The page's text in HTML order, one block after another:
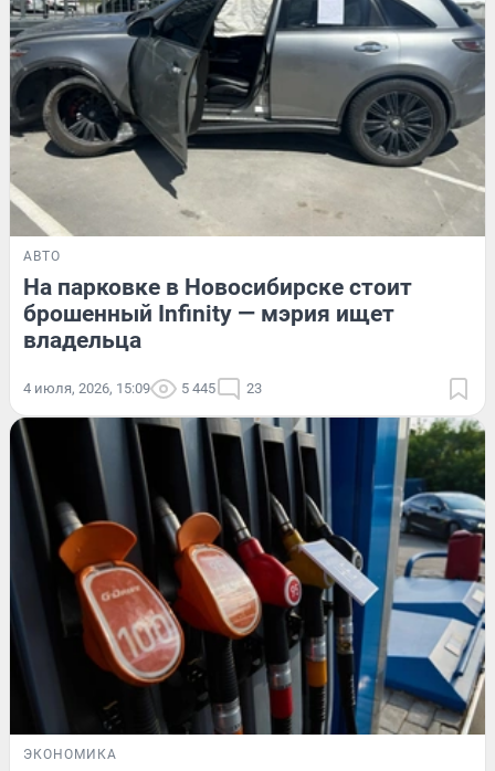
АВТО
На парковке в Новосибирске стоит
брошенный Infinity — мэрия ищет
владельца
4 июля, 2026, 15:09 5 445 23
ЭКОНОМИКА